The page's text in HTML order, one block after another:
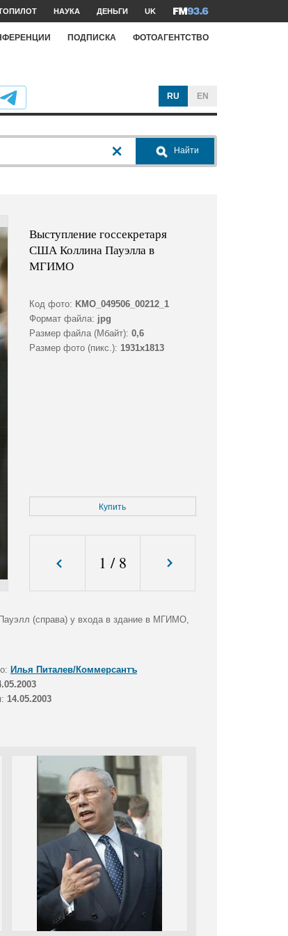
НАУКА ДЕНЬГИ UK
ПОДПИСКА ФОТОАГЕНТСТВО
RU EN
Найти
Выступление госсекретаря
США Коллина Пауэлла в
МГИМО
Код фото: KMO_049506_00212_1
Формат файла: jpg
Размер файла (Мбайт): 0,6
Размер фото (пикс.): 1931x1813
Купить
1 / 8
(справа) у входа в здание в МГИМО,
Илья Питалев/Коммерсантъ
14.05.2003